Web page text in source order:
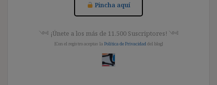
Pincha aquí
༺ ¡Únete a los más de 11.500 Suscriptores! ༺
[Con el registro aceptas la Política de Privacidad del blog]